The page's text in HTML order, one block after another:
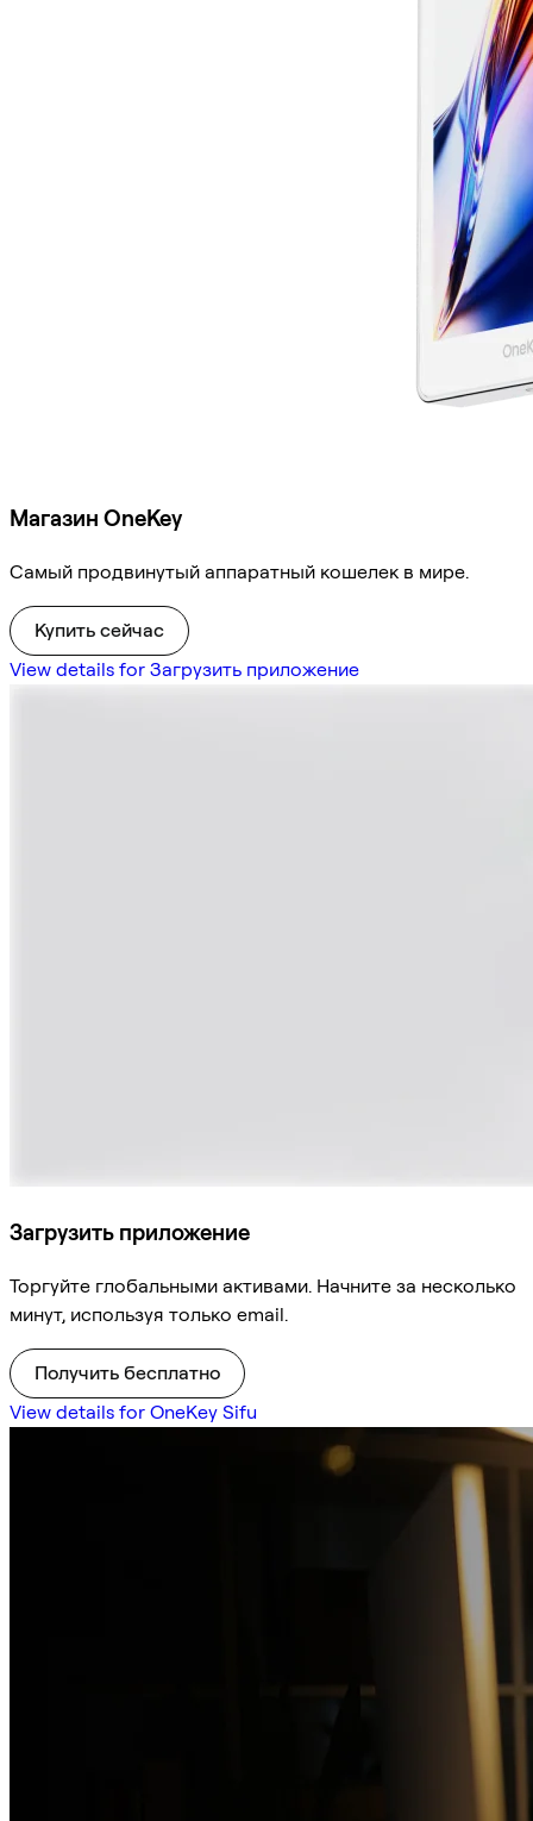
Магазин OneKey
Самый продвинутый аппаратный кошелек в мире.
Купить сейчас
View details for Загрузить приложение
Загрузить приложение
Торгуйте глобальными активами. Начните за несколько
минут, используя только email.
Получить бесплатно
View details for OneKey Sifu